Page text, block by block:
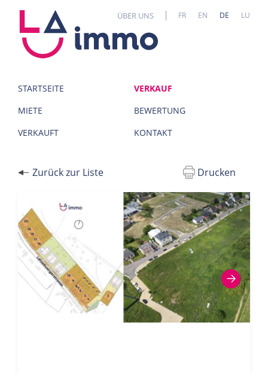
STARTSEITE
VERKAUF
MIETE
BEWERTUNG
VERKAUFT
KONTAKT
ÜBER UNS FR EN DE LU
Zurück zur Liste Drucken